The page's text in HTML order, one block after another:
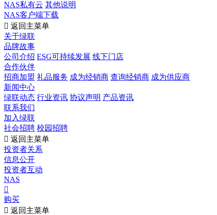
NAS私有云 其他说明
NAS客户端下载
 返回主菜单
关于绿联
品牌故事
公司介绍 ESG可持续发展 线下门店
合作伙伴
招商加盟 礼品服务 成为经销商 查询经销商 成为供应商
新闻中心
绿联动态 行业资讯 协议声明 产品资讯
联系我们
加入绿联
社会招聘 校园招聘
 返回主菜单
投资者关系
信息公开
投资者互动
NAS

购买
 返回主菜单